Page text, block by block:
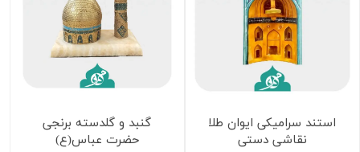
استند سرامیکی ایوان طلا
نقاشی دستی
گنبد و گلدسته برنجی
حضرت عباس(ع)